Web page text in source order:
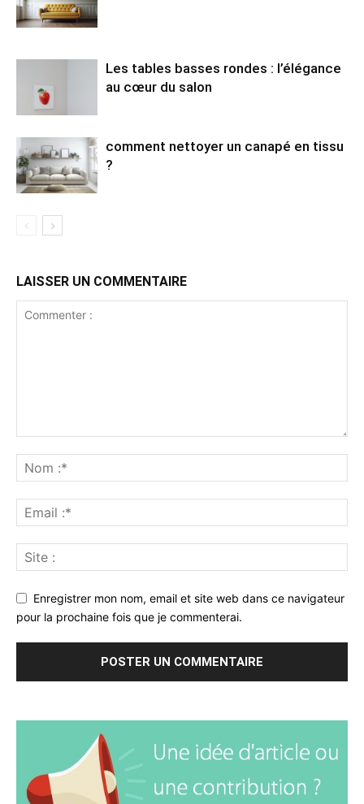
Les tables basses rondes : l’élégance
au cœur du salon
comment nettoyer un canapé en tissu
?
LAISSER UN COMMENTAIRE
Enregistrer mon nom, email et site web dans ce navigateur
pour la prochaine fois que je commenterai.